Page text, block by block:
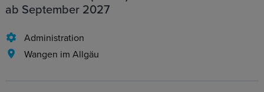
ab September 2027
Administration
Wangen im Allgäu